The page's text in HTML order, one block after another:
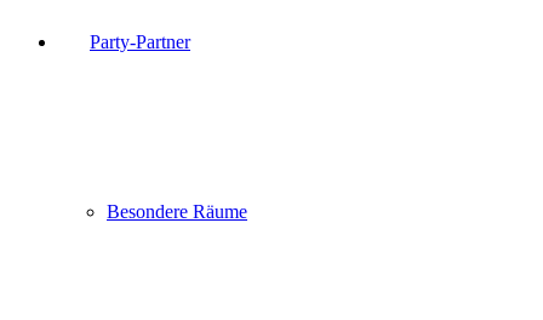
Party-Partner
Besondere Räume